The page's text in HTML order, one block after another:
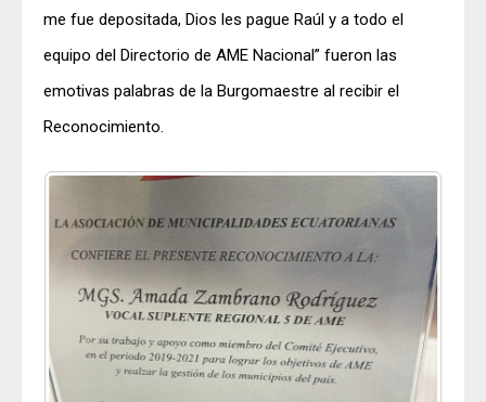
me fue depositada, Dios les pague Raúl y a todo el
equipo del Directorio de AME Nacional” fueron las
emotivas palabras de la Burgomaestre al recibir el
Reconocimiento.